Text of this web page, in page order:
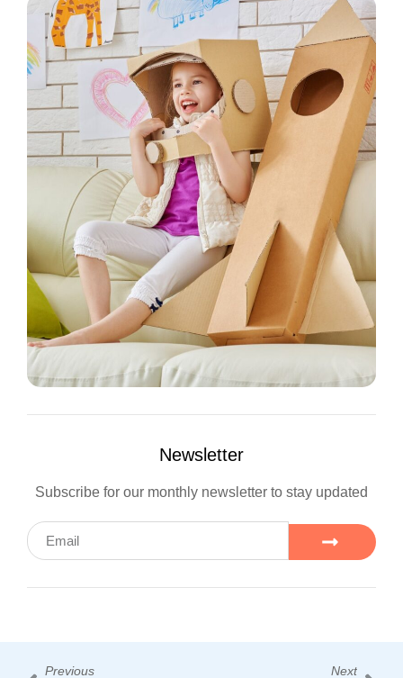
Newsletter
Subscribe for our monthly newsletter to stay updated
Previous Next